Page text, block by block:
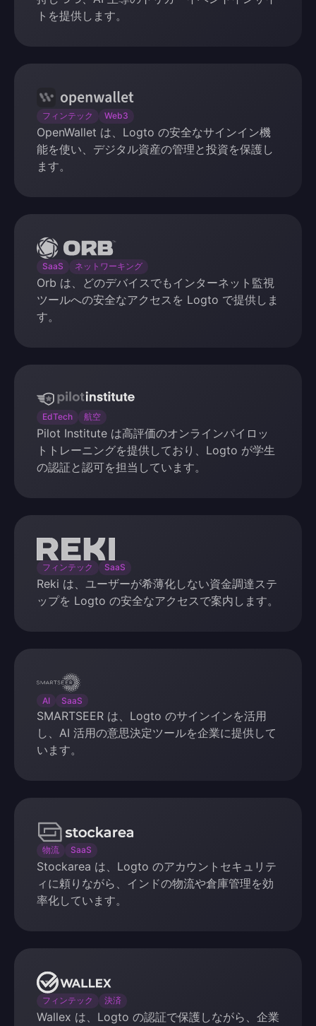
トを提供します。
フィンテック Web3
OpenWallet
OpenWallet は、Logto の安全なサインイン機
能を使い、デジタル資産の管理と投資を保護し
ます。
SaaS ネットワーキング
Orb
Orb は、どのデバイスでもインターネット監視
ツールへの安全なアクセスを Logto で提供しま
す。
EdTech 航空
Pilot
Institute
Pilot Institute は高評価のオンラインパイロッ
トトレーニングを提供しており、Logto が学生
の認証と認可を担当しています。
フィンテック SaaS
Reki
Reki は、ユーザーが希薄化しない資金調達ステ
ップを Logto の安全なアクセスで案内します。
AI SaaS
SMARTSEER
SMARTSEER は、Logto のサインインを活用
し、AI 活用の意思決定ツールを企業に提供して
います。
物流 SaaS
Stockarea
Stockarea は、Logto のアカウントセキュリテ
ィに頼りながら、インドの物流や倉庫管理を効
率化しています。
フィンテック 決済
Wallex
Wallex は、Logto の認証で保護しながら、企業